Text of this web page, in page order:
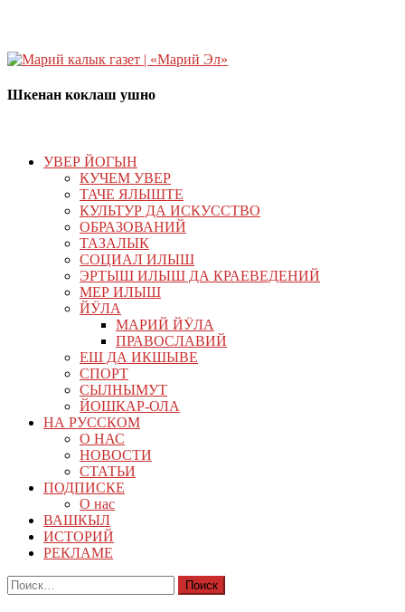
Шкенан коклаш ушно
УВЕР ЙОГЫН
КУЧЕМ УВЕР
ТАЧЕ ЯЛЫШТЕ
КУЛЬТУР ДА ИСКУССТВО
ОБРАЗОВАНИЙ
ТАЗАЛЫК
СОЦИАЛ ИЛЫШ
ЭРТЫШ ИЛЫШ ДА КРАЕВЕДЕНИЙ
МЕР ИЛЫШ
ЙӰЛА
МАРИЙ ЙӰЛА
ПРАВОСЛАВИЙ
ЕШ ДА ИКШЫВЕ
СПОРТ
СЫЛНЫМУТ
ЙОШКАР-ОЛА
НА РУССКОМ
О НАС
НОВОСТИ
СТАТЬИ
ПОДПИСКЕ
О нас
ВАШКЫЛ
ИСТОРИЙ
РЕКЛАМЕ
Найти: